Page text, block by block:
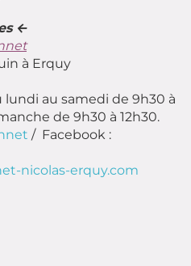
←
à Erquy
lundi au samedi de 9h30 à
de 9h30 à 12h30.
/ Facebook :
nicolas-erquy.com